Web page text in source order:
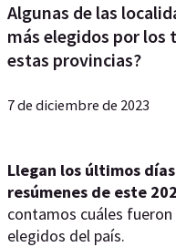
Algunas de las
más elegidos por los
estas provincias?
7 de diciembre de 2023
Llegan los últimos
resúmenes de este
contamos cuáles
elegidos del país.